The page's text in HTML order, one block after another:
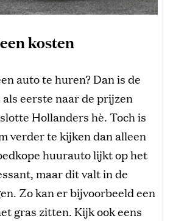
kosten
auto te huren? Dan is de
eerste naar de prijzen
Hollanders hè. Toch is
verder te kijken dan alleen
huurauto lijkt op het
maar dit valt in de
Zo kan er bijvoorbeeld een
gras zitten. Kijk ook eens